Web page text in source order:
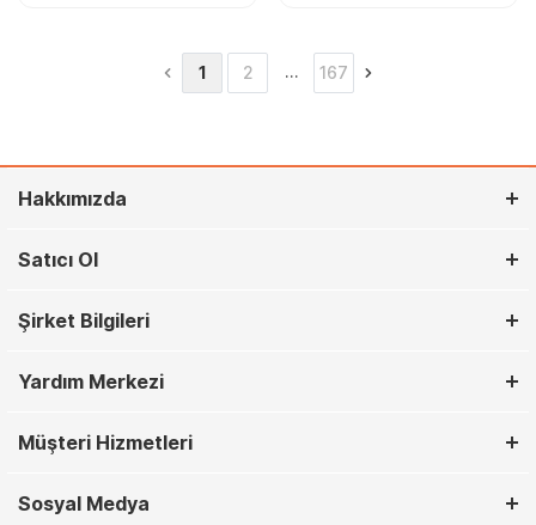
1 2 … 167
Hakkımızda
Satıcı Ol
Şirket Bilgileri
Yardım Merkezi
Müşteri Hizmetleri
Sosyal Medya